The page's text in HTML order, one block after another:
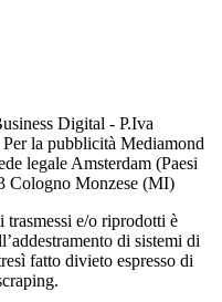
Digital - P.Iva
la pubblicità Mediamond
legale Amsterdam (Paesi
Cologno Monzese (MI)
trasmessi e/o riprodotti è
di sistemi di
fatto divieto espresso di